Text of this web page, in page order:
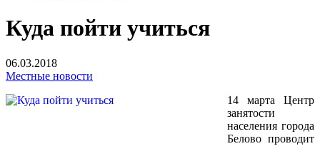
Куда пойти учиться
06.03.2018
Местные новости
14 марта Центр
занятости
населения города
Белово проводит